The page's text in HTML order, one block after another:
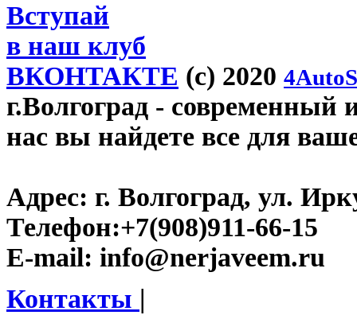
Вступай
в наш клуб
ВКОНТАКТЕ (c) 2020
г.Волгоград - современный
нас вы найдете все для
Адрес: г. Волгоград, ул.
Телефон:+7(908)911-66-15
E-mail: info@nerjaveem.ru
Контакты |